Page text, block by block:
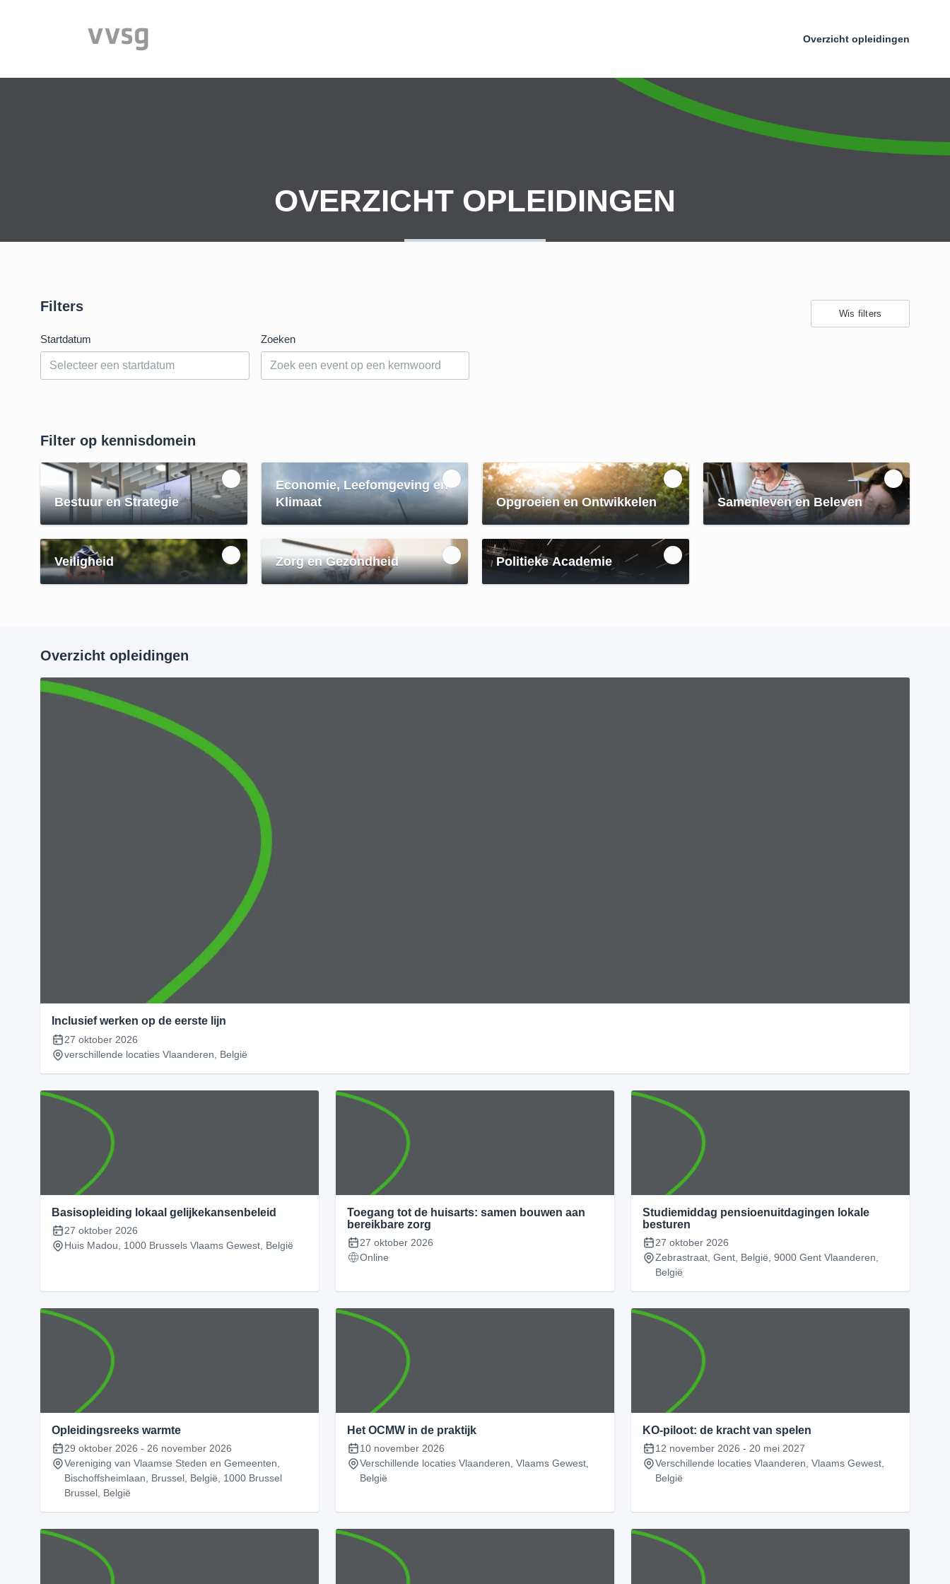
Overzicht opleidingen
OVERZICHT OPLEIDINGEN
Filters Wis filters
Startdatum Zoeken
Filter op kennisdomein
Bestuur en Strategie
Economie, Leefomgeving en
Klimaat
Opgroeien en Ontwikkelen Samenleven en Beleven
Veiligheid Zorg en Gezondheid Politieke Academie
Overzicht opleidingen
Inclusief werken op de eerste lijn
27 oktober 2026
verschillende locaties Vlaanderen, België
Basisopleiding lokaal gelijkekansenbeleid
27 oktober 2026
Huis Madou, 1000 Brussels Vlaams Gewest, België
Toegang tot de huisarts: samen bouwen aan
bereikbare zorg
27 oktober 2026
Online
Studiemiddag pensioenuitdagingen lokale
besturen
27 oktober 2026
Zebrastraat, Gent, België, 9000 Gent Vlaanderen,
België
Opleidingsreeks warmte
29 oktober 2026 - 26 november 2026
Vereniging van Vlaamse Steden en Gemeenten,
Bischoffsheimlaan, Brussel, België, 1000 Brussel
Brussel, België
Het OCMW in de praktijk
10 november 2026
Verschillende locaties Vlaanderen, Vlaams Gewest,
België
KO-piloot: de kracht van spelen
12 november 2026 - 20 mei 2027
Verschillende locaties Vlaanderen, Vlaams Gewest,
België